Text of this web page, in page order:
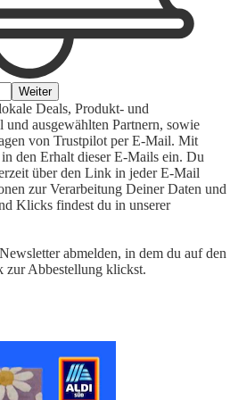
Weiter
Deals, Produkt- und
ausgewählten Partnern, sowie
von Trustpilot per E-Mail. Mit
den Erhalt dieser E-Mails ein. Du
über den Link in jeder E-Mail
zur Verarbeitung Deiner Daten und
Klicks findest du in unserer
abmelden, in dem du auf den
zur Abbestellung klickst.